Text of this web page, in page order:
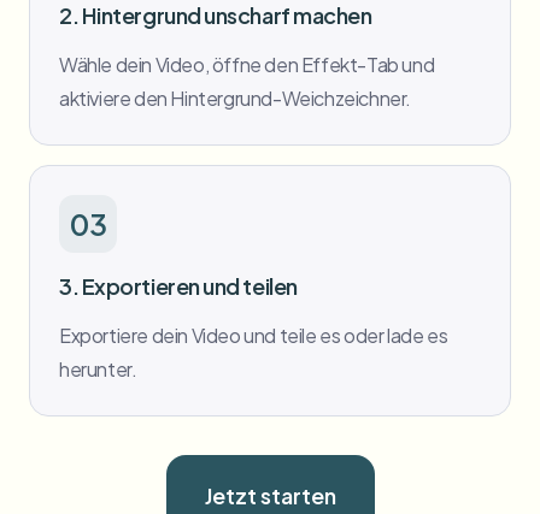
2. Hintergrund unscharf machen
Wähle dein Video, öffne den Effekt-Tab und
aktiviere den Hintergrund-Weichzeichner.
03
3. Exportieren und teilen
Exportiere dein Video und teile es oder lade es
herunter.
Jetzt starten